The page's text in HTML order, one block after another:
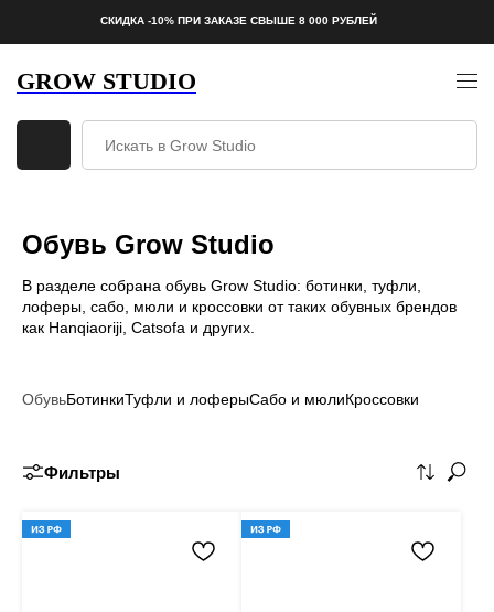
СКИДКА -10% ПРИ ЗАКАЗЕ СВЫШЕ 8 000 РУБЛЕЙ
GROW STUDIO
Обувь Grow Studio
В разделе собрана обувь Grow Studio: ботинки, туфли,
лоферы, сабо, мюли и кроссовки от таких обувных брендов
как Hanqiaoriji, Catsofa и других.
ОбувьБотинкиТуфли и лоферыСабо и мюлиКроссовки
Фильтры